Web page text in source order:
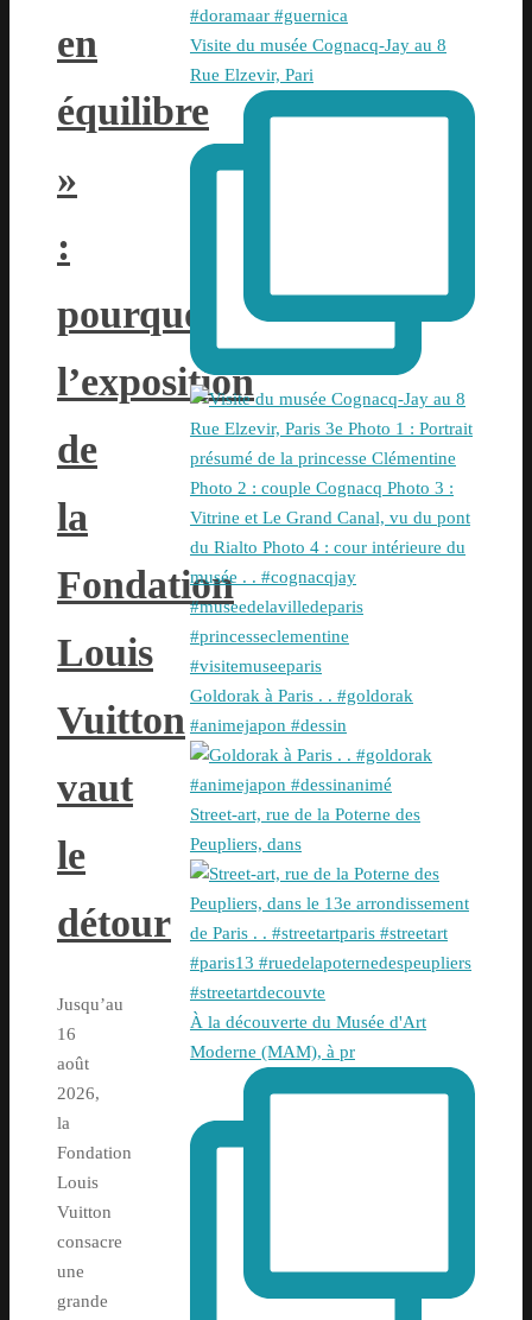
en
équilibre
»
:
pourquoi
l’exposition
de
la
Fondation
Louis
Vuitton
vaut
le
détour
Jusqu’au
16
août
2026,
la
Fondation
Louis
Vuitton
consacre
une
grande
Visite du musée Cognacq-Jay au 8
Rue Elzevir, Pari
Goldorak à Paris . . #goldorak
#animejapon #dessin
Street-art, rue de la Poterne des
Peupliers, dans
À la découverte du Musée d'Art
Moderne (MAM), à pr